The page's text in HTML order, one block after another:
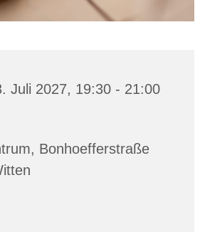
Juli 2027, 19:30 - 21:00
Bonhoefferstraße